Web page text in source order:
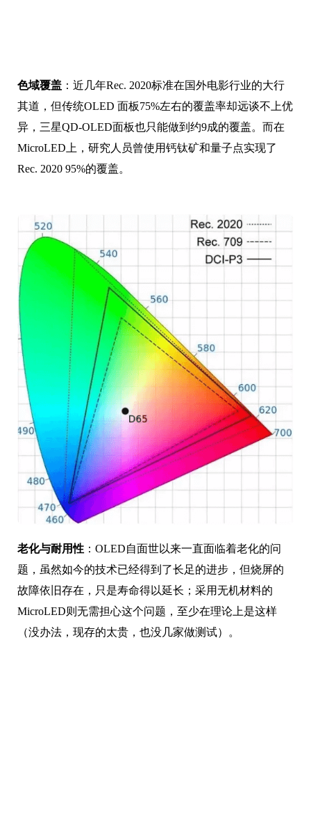
色域覆盖 ：近几年Rec. 2020标准在国外电影行业的大行
其道，但传统OLED 面板75%左右的覆盖率却远谈不上优
异，三星QD-OLED面板也只能做到约9成的覆盖。而在
MicroLED上，研究人员曾使用钙钛矿和量子点实现了
Rec. 2020 95%的覆盖。
老化与耐用性 ：OLED自面世以来一直面临着老化的问
题，虽然如今的技术已经得到了长足的进步，但烧屏的
故障依旧存在，只是寿命得以延长；采用无机材料的
MicroLED则无需担心这个问题，至少在理论上是这样
（没办法，现存的太贵，也没几家做测试）。